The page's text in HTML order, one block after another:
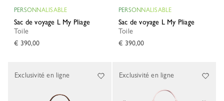
PERSONNALISABLE
Sac de voyage L My Pliage
Toile
€ 390,00
PERSONNALISABLE
Sac de voyage L My Pliage
Toile
€ 390,00
Exclusivité en ligne Exclusivité en ligne